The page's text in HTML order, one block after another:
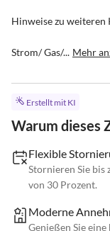
Hinweise zu weiteren
Strom/ Gas/... Mehr
Erstellt mit KI
Warum dieses
Flexible
Stornieren Sie bis
von 30 Prozent.
Moderne
Genießen Sie